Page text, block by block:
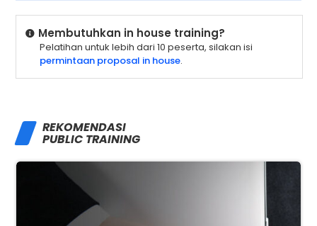
Membutuhkan in house training?
Pelatihan untuk lebih dari 10 peserta, silakan isi
permintaan proposal in house.
REKOMENDASI
PUBLIC TRAINING